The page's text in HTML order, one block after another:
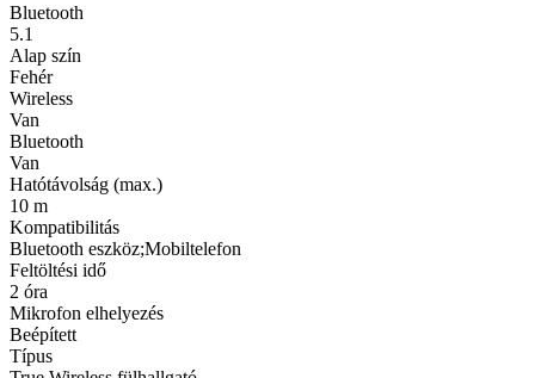
Bluetooth
5.1
Alap szín
Fehér
Wireless
Van
Bluetooth
Van
Hatótávolság (max.)
10 m
Kompatibilitás
Bluetooth eszköz;Mobiltelefon
Feltöltési idő
2 óra
Mikrofon elhelyezés
Beépített
Típus